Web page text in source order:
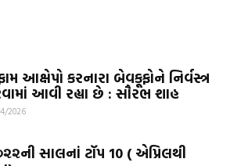
આક્ષેપો કરનારા બેવકૂફોને નિર્વસ્ત્ર
આવી રહ્યા છે : સૌરભ શાહ
2026
સાલનાં ટૉપ 10 ( એપ્રિલથી